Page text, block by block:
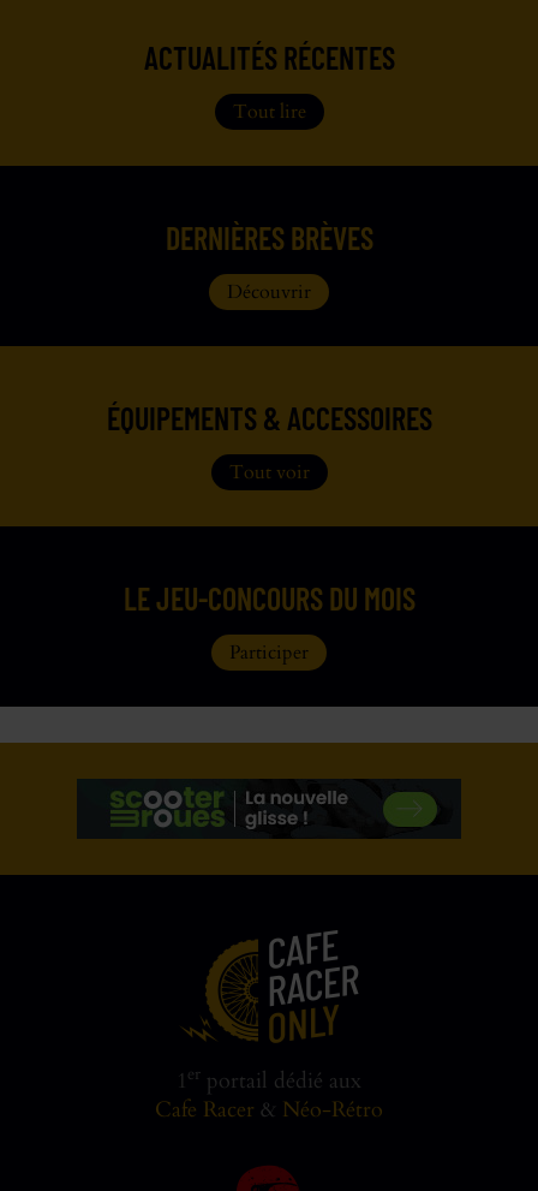
ACTUALITÉS RÉCENTES
Tout lire
DERNIÈRES BRÈVES
Découvrir
ÉQUIPEMENTS & ACCESSOIRES
Tout voir
LE JEU-CONCOURS DU MOIS
Participer
1 er portail dédié aux
Cafe Racer & Néo-Rétro